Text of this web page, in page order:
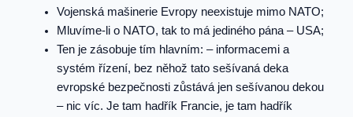
Vojenská mašinerie Evropy neexistuje mimo NATO;
Mluvíme-li o NATO, tak to má jediného pána – USA;
Ten je zásobuje tím hlavním: – informacemi a
systém řízení, bez něhož tato sešívaná deka
evropské bezpečnosti zůstává jen sešívanou dekou
– nic víc. Je tam hadřík Francie, je tam hadřík